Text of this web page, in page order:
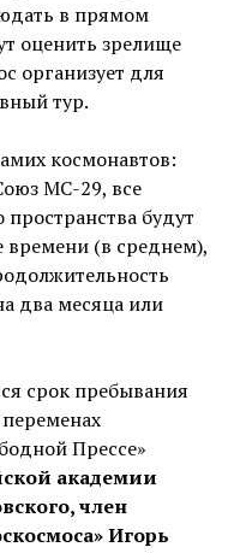
в прямом
оценить зрелище
организует для
тур.
космонавтов:
МС-29, все
будут
времени (в среднем),
два месяца или
срок пребывания
Прессе»
академии
член
Игорь